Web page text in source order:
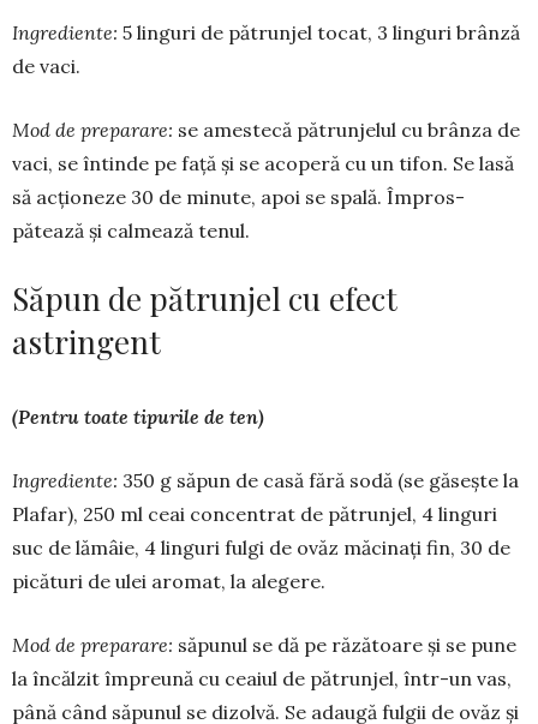
Ingrediente: 5 linguri de pătrun­jel tocat, 3 linguri brânză
de vaci.
Mod de preparare: se amestecă pă­trunjelul cu brânza de
vaci, se în­tinde pe față și se acoperă cu un ti­fon. Se lasă
să acționeze 30 de mi­nute, apoi se spală. Împros­
pătează și calmează tenul.
Săpun de pătrunjel cu efect
astringent
(Pentru toate tipurile de ten)
Ingrediente: 350 g săpun de casă fără sodă (se găsește la
Plafar), 250 ml ceai concentrat de pă­trunjel, 4 linguri
suc de lămâie, 4 lin­guri fulgi de ovăz măcinați fin, 30 de
picături de ulei aro­mat, la alegere.
Mod de prepara­re: săpunul se dă pe răzătoare și se pune
la încălzit îm­­preună cu ceaiul de pătrun­jel, în­tr-un vas,
până când să­punul se di­zol­vă. Se adaugă fulgii de ovăz și